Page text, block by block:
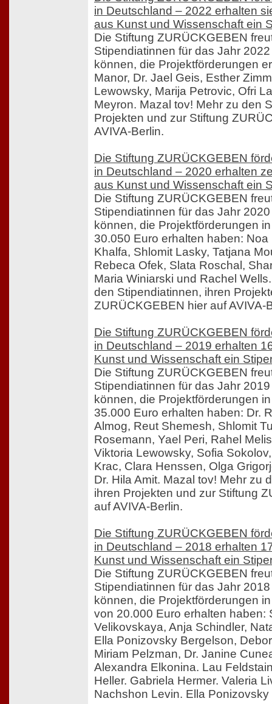
in Deutschland – 2022 erhalten
aus Kunst und Wissenschaft ein
Die Stiftung ZURÜCKGEBEN
Stipendiatinnen für das Jahr
können, die Projektförderungen
Manor, Dr. Jael Geis, Esther
Lewowsky, Marija Petrovic, Ofri
Meyron. Mazal tov! Mehr zu den
Projekten und zur Stiftung
AVIVA-Berlin.
Die Stiftung ZURÜCKGEBEN
in Deutschland – 2020 erhalten
aus Kunst und Wissenschaft ein
Die Stiftung ZURÜCKGEBEN
Stipendiatinnen für das Jahr
können, die Projektförderungen
30.050 Euro erhalten haben:
Khalfa, Shlomit Lasky, Tatjana
Rebeca Ofek, Slata Roschal,
Maria Winiarski und Rachel
den Stipendiatinnen, ihren
ZURÜCKGEBEN hier auf AVIVA-
Die Stiftung ZURÜCKGEBEN
in Deutschland – 2019 erhalten
Kunst und Wissenschaft ein
Die Stiftung ZURÜCKGEBEN
Stipendiatinnen für das Jahr
können, die Projektförderungen
35.000 Euro erhalten haben: Dr.
Almog, Reut Shemesh, Shlomit
Rosemann, Yael Peri, Rahel
Viktoria Lewowsky, Sofia
Krac, Clara Henssen, Olga
Dr. Hila Amit. Mazal tov! Mehr zu
ihren Projekten und zur Stiftung
auf AVIVA-Berlin.
Die Stiftung ZURÜCKGEBEN
in Deutschland – 2018 erhalten
Kunst und Wissenschaft ein
Die Stiftung ZURÜCKGEBEN
Stipendiatinnen für das Jahr
können, die Projektförderungen
von 20.000 Euro erhalten haben:
Velikovskaya, Anja Schindler,
Ella Ponizovsky Bergelson,
Miriam Pelzman, Dr. Janine
Alexandra Elkonina. Lau
Heller. Gabriela Hermer. Valeria
Nachshon Levin. Ella